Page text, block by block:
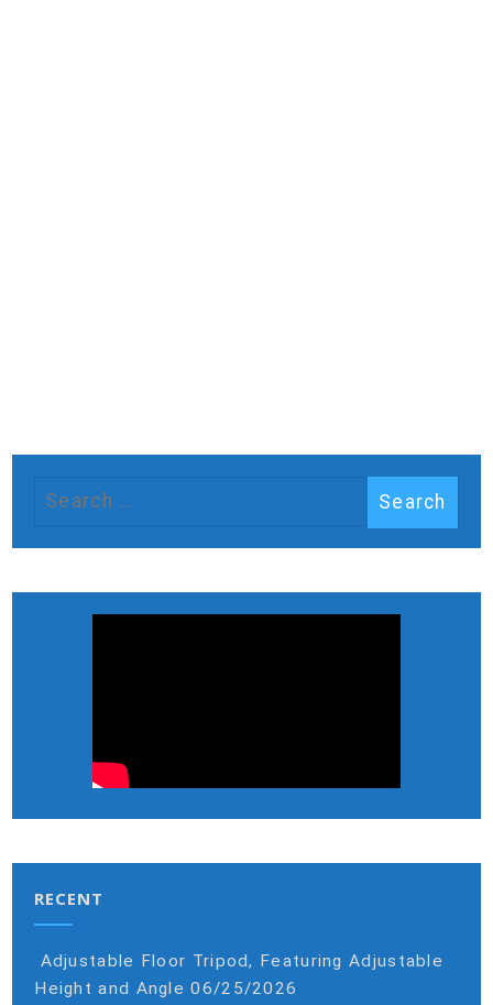
RECENT
Adjustable Floor Tripod, Featuring Adjustable
Height and Angle 06/25/2026